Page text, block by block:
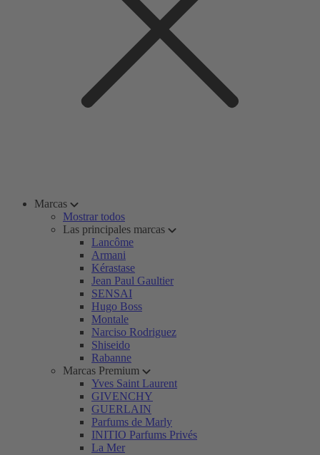
Marcas
Mostrar todos
Las principales marcas
Lancôme
Armani
Kérastase
Jean Paul Gaultier
SENSAI
Hugo Boss
Montale
Narciso Rodriguez
Shiseido
Rabanne
Marcas Premium
Yves Saint Laurent
GIVENCHY
GUERLAIN
Parfums de Marly
INITIO Parfums Privés
La Mer